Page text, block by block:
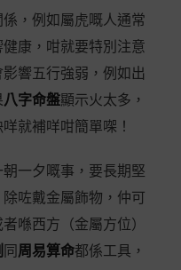
係，例如屬虎嘅人通常
健康，咁就要特別注意
影響五行強弱，例如出
八字命盤顯示火太多，
就補咩咁簡單㗎！
朝一夕嘅事，要長期堅
除咗戴金屬飾物，仲可
喺西方（金屬方位）
同 周易算命都係工具，